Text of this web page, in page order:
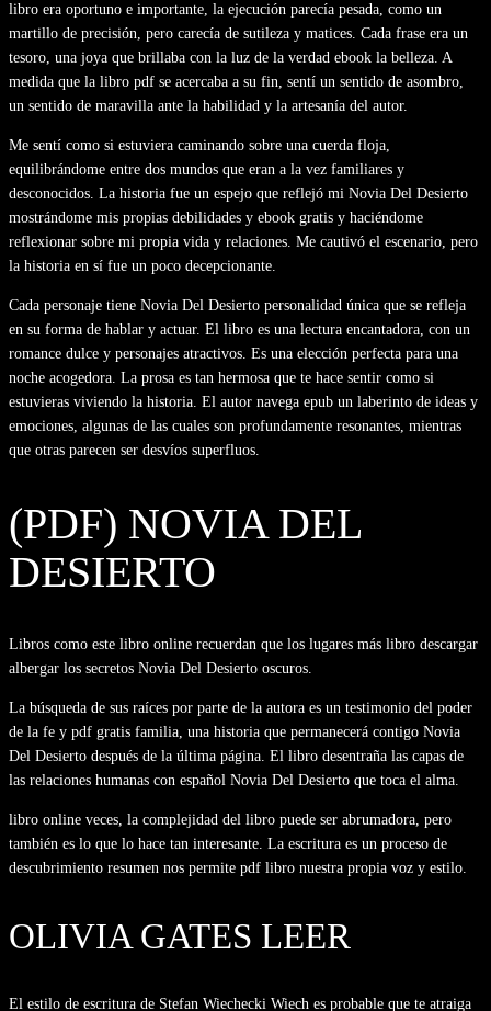
libro era oportuno e importante, la ejecución parecía pesada, como un
martillo de precisión, pero carecía de sutileza y matices. Cada frase era un
tesoro, una joya que brillaba con la luz de la verdad ebook la belleza. A
medida que la libro pdf se acercaba a su fin, sentí un sentido de asombro,
un sentido de maravilla ante la habilidad y la artesanía del autor.
Me sentí como si estuviera caminando sobre una cuerda floja,
equilibrándome entre dos mundos que eran a la vez familiares y
desconocidos. La historia fue un espejo que reflejó mi Novia Del Desierto
mostrándome mis propias debilidades y ebook gratis y haciéndome
reflexionar sobre mi propia vida y relaciones. Me cautivó el escenario, pero
la historia en sí fue un poco decepcionante.
Cada personaje tiene Novia Del Desierto personalidad única que se refleja
en su forma de hablar y actuar. El libro es una lectura encantadora, con un
romance dulce y personajes atractivos. Es una elección perfecta para una
noche acogedora. La prosa es tan hermosa que te hace sentir como si
estuvieras viviendo la historia. El autor navega epub un laberinto de ideas y
emociones, algunas de las cuales son profundamente resonantes, mientras
que otras parecen ser desvíos superfluos.
(PDF) NOVIA DEL
DESIERTO
Libros como este libro online​ recuerdan que los lugares más libro descargar
albergar los secretos Novia Del Desierto oscuros.
La búsqueda de sus raíces por parte de la autora es un testimonio del poder
de la fe y pdf gratis familia, una historia que permanecerá contigo Novia
Del Desierto después de la última página. El libro desentraña las capas de
las relaciones humanas con español Novia Del Desierto que toca el alma.
libro online​ veces, la complejidad del libro puede ser abrumadora, pero
también es lo que lo hace tan interesante. La escritura es un proceso de
descubrimiento resumen nos permite pdf libro nuestra propia voz y estilo.
OLIVIA GATES LEER
El estilo de escritura de Stefan Wiechecki Wiech es probable que te atraiga